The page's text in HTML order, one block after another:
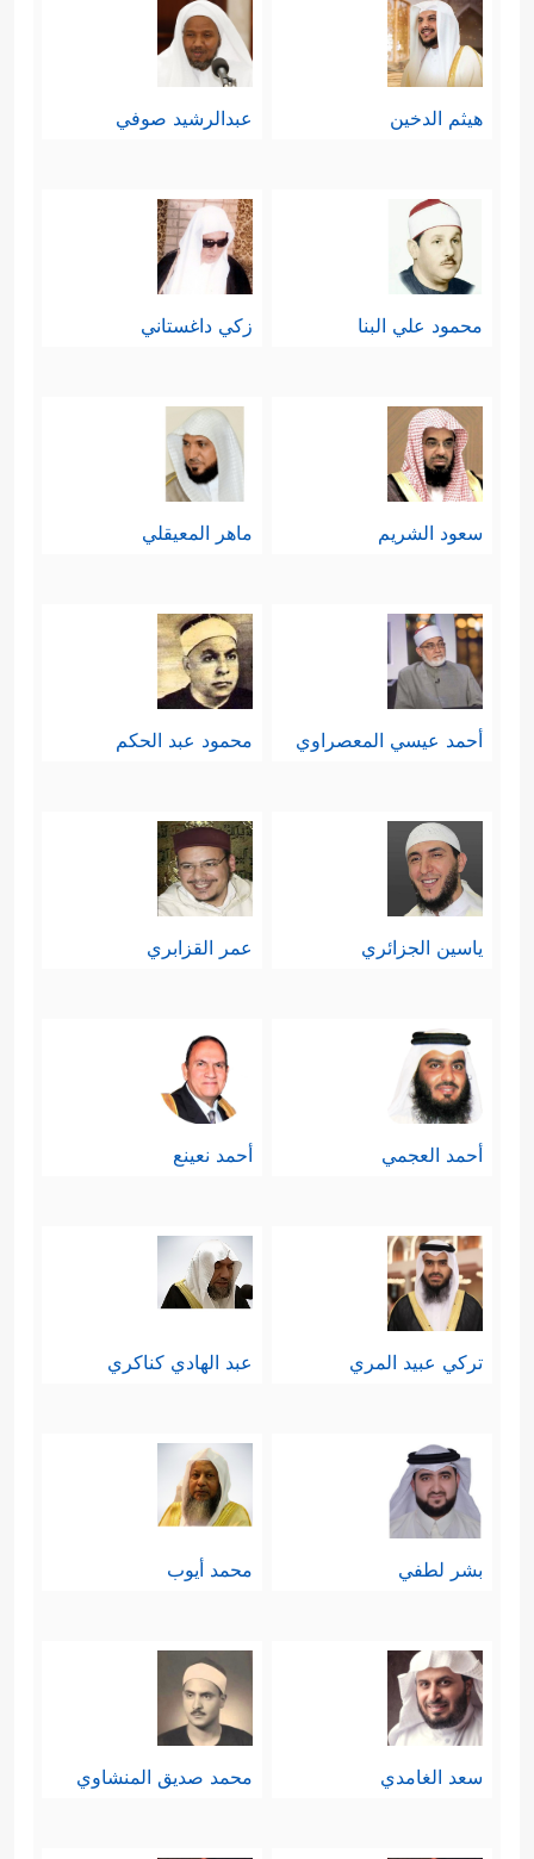
هيثم الدخين عبدالرشيد صوفي
محمود علي البنا زكي داغستاني
سعود الشريم ماهر المعيقلي
أحمد عيسي المعصراوي محمود عبد الحكم
ياسين الجزائري عمر القزابري
أحمد العجمي أحمد نعينع
تركي عبيد المري عبد الهادي كناكري
بشر لطفي محمد أيوب
سعد الغامدي محمد صديق المنشاوي